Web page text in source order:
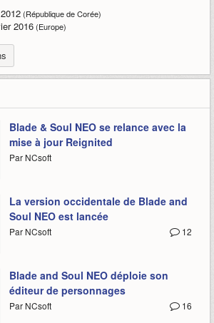
(République de Corée)
2016(Europe)
Blade & Soul NEO se relance avec la
mise à jour Reignited
Par NCsoft
La version occidentale de Blade and
Soul NEO est lancée
12
Par NCsoft
Blade and Soul NEO déploie son
éditeur de personnages
16
Par NCsoft